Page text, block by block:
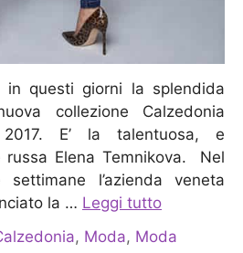
in questi giorni la splendida
collezione Calzedonia
E’ la talentuosa, e
russa Elena Temnikova. Nel
l’azienda veneta
la … Leggi tutto
, Moda, Moda